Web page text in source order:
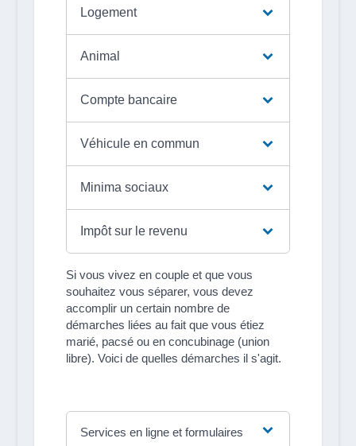
Logement
Animal
Compte bancaire
Véhicule en commun
Minima sociaux
Impôt sur le revenu
Si vous vivez en couple et que vous
souhaitez vous séparer, vous devez
accomplir un certain nombre de
démarches liées au fait que vous étiez
marié, pacsé ou en concubinage (union
libre). Voici de quelles démarches il s'agit.
Services en ligne et formulaires